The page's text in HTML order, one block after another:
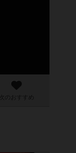
次のおすすめ